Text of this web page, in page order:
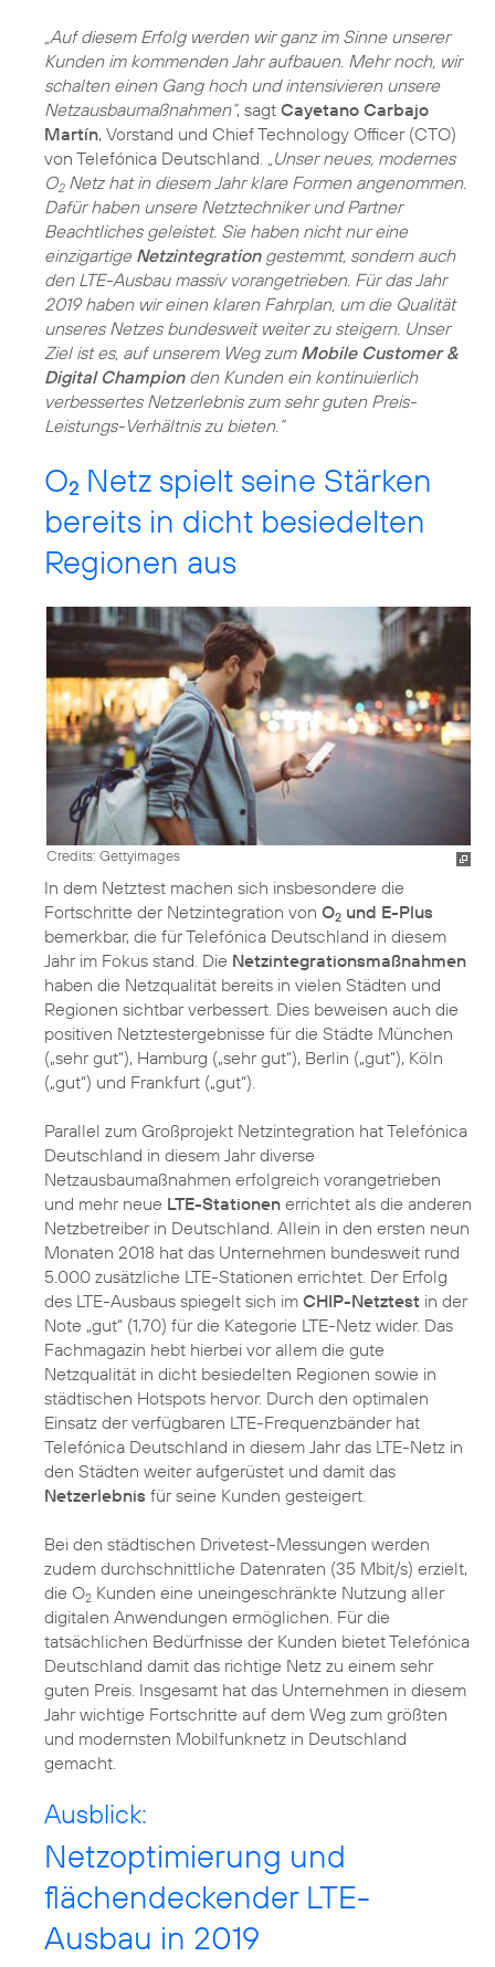
„Auf diesem Erfolg werden wir ganz im Sinne unserer
Kunden im kommenden Jahr aufbauen. Mehr noch, wir
schalten einen Gang hoch und intensivieren unsere
Netzausbaumaßnahmen“, sagt Cayetano Carbajo
Martín, Vorstand und Chief Technology Officer (CTO)
von Telefónica Deutschland.
„Unser neues, modernes
O2Netz hat in diesem Jahr klare Formen angenommen.
Dafür haben unsere Netztechniker und Partner
Beachtliches geleistet. Sie haben nicht nur eine
einzigartige Netzintegration gestemmt, sondern auch
den LTE-Ausbau massiv vorangetrieben. Für das Jahr
2019 haben wir einen klaren Fahrplan, um die Qualität
unseres Netzes bundesweit weiter zu steigern. Unser
Ziel ist es, auf unserem Weg zum Mobile Customer &
Digital Championden Kunden ein kontinuierlich
verbessertes Netzerlebnis zum sehr guten Preis-
Leistungs-Verhältnis zu bieten.“
O2 Netz spielt seine Stärken
bereits in dicht besiedelten
Regionen aus
Credits: Gettyimages
In dem Netztest machen sich insbesondere die
Fortschritte der Netzintegration von O2 und E-Plus
bemerkbar, die für Telefónica Deutschland in diesem
Jahr im Fokus stand. Die Netzintegrationsmaßnahmen
haben die Netzqualität bereits in vielen Städten und
Regionen sichtbar verbessert. Dies beweisen auch die
positiven Netztestergebnisse für die Städte München
(„sehr gut“), Hamburg („sehr gut“), Berlin („gut“), Köln
(„gut“) und Frankfurt („gut“).
Parallel zum Großprojekt Netzintegration hat Telefónica
Deutschland in diesem Jahr diverse
Netzausbaumaßnahmen erfolgreich vorangetrieben
und mehr neue LTE-Stationen errichtet als die anderen
Netzbetreiber in Deutschland. Allein in den ersten neun
Monaten 2018 hat das Unternehmen bundesweit rund
5.000 zusätzliche LTE-Stationen errichtet. Der Erfolg
des LTE-Ausbaus spiegelt sich im CHIP-Netztest in der
Note „gut“ (1,70) für die Kategorie LTE-Netz wider. Das
Fachmagazin hebt hierbei vor allem die gute
Netzqualität in dicht besiedelten Regionen sowie in
städtischen Hotspots hervor. Durch den optimalen
Einsatz der verfügbaren LTE-Frequenzbänder hat
Telefónica Deutschland in diesem Jahr das LTE-Netz in
den Städten weiter aufgerüstet und damit das
Netzerlebnis für seine Kunden gesteigert.
Bei den städtischen Drivetest-Messungen werden
zudem durchschnittliche Datenraten (35 Mbit/s) erzielt,
die O2 Kunden eine uneingeschränkte Nutzung aller
digitalen Anwendungen ermöglichen. Für die
tatsächlichen Bedürfnisse der Kunden bietet Telefónica
Deutschland damit das richtige Netz zu einem sehr
guten Preis. Insgesamt hat das Unternehmen in diesem
Jahr wichtige Fortschritte auf dem Weg zum größten
und modernsten Mobilfunknetz in Deutschland
gemacht.
Ausblick:
Netzoptimierung und
flächendeckender LTE-
Ausbau in 2019